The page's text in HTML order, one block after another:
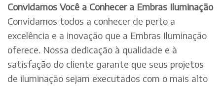
Convidamos Você a Conhecer a Embras Iluminação
Convidamos todos a conhecer de perto a
excelência e a inovação que a Embras Iluminação
oferece. Nossa dedicação à qualidade e à
satisfação do cliente garante que seus projetos
de iluminação sejam executados com o mais alto